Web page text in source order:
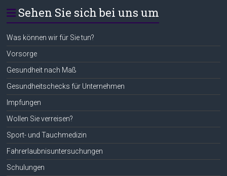
Sehen Sie sich bei uns um
Was können wir für Sie tun?
Vorsorge
Gesundheit nach Maß
Gesundheitschecks für Unternehmen
Impfungen
Wollen Sie verreisen?
Sport- und Tauchmedizin
Fahrerlaubnisuntersuchungen
Schulungen